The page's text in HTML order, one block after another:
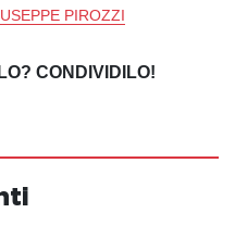
PIROZZI
CONDIVIDILO!